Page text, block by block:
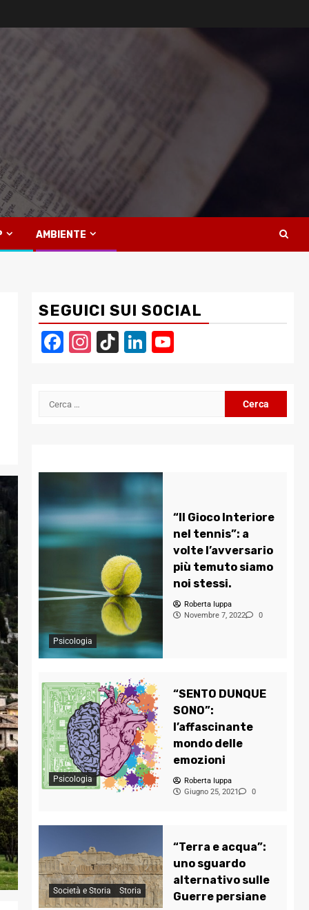
AMBIENTE
SEGUICI SUI SOCIAL
Facebook
Instagram
TikTokLinkedIn
Ricerca
Psicologia
“Il Gioco Interiore
nel tennis”: a
volte l’avversario
più temuto siamo
noi stessi.
Roberta Iuppa
Novembre 7, 2022
0
Psicologia
“SENTO DUNQUE
SONO”:
l’affascinante
mondo delle
emozioni
Roberta Iuppa
Giugno 25, 2021
0
Società e Storia Storia
“Terra e acqua”:
uno sguardo
alternativo sulle
Guerre persiane